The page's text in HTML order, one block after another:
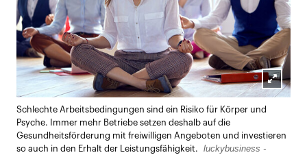
Lightbox
öffnen
Schlechte Arbeitsbedingungen sind ein Risiko für Körper und
Psyche. Immer mehr Betriebe setzen deshalb auf die
Gesundheitsförderung mit freiwilligen Angeboten und investieren
so auch in den Erhalt der Leistungsfähigkeit.
luckybusiness -